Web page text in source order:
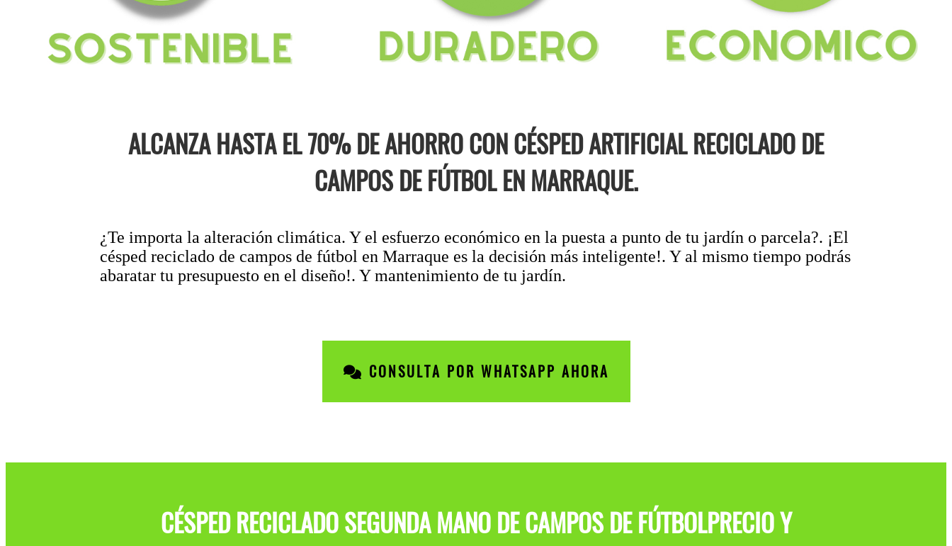
ALCANZA HASTA EL 70% DE AHORRO CON CÉSPED ARTIFICIAL RECICLADO DE
CAMPOS DE FÚTBOL EN MARRAQUE.
¿Te importa la alteración climática. Y el esfuerzo económico en la puesta a punto de tu jardín o parcela?. ¡El
césped reciclado de campos de fútbol en Marraque es la decisión más inteligente!. Y al mismo tiempo podrás
abaratar tu presupuesto en el diseño!. Y mantenimiento de tu jardín.
CONSULTA POR WHATSAPP AHORA
CÉSPED RECICLADO SEGUNDA MANO DE CAMPOS DE FÚTBOLPRECIO Y